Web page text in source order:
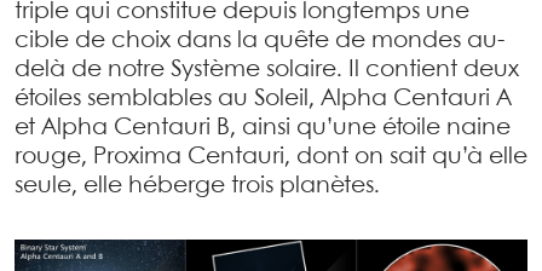
triple qui constitue depuis longtemps une
cible de choix dans la quête de mondes au-
delà de notre Système solaire. Il contient deux
étoiles semblables au Soleil, Alpha Centauri A
et Alpha Centauri B, ainsi qu’une étoile naine
rouge, Proxima Centauri, dont on sait qu’à elle
seule, elle héberge trois planètes.